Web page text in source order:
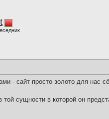
- сайт просто золото для нас
той сущности в которой он